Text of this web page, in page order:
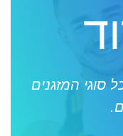
סוגי המזגנים